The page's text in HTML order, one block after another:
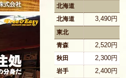
北海道
北海道
3,490円
東北
青森
2,520円
秋田 2,300円
岩手 2,400円